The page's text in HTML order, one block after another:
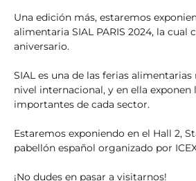
Una edición más, estaremos
alimentaria SIAL PARIS 2024, la cual
aniversario.
SIAL es una de las ferias
nivel internacional, y en ella exponen
importantes de cada sector.
Estaremos exponiendo en el Hall 2,
pabellón español organizado por
¡No dudes en pasar a visitarnos!